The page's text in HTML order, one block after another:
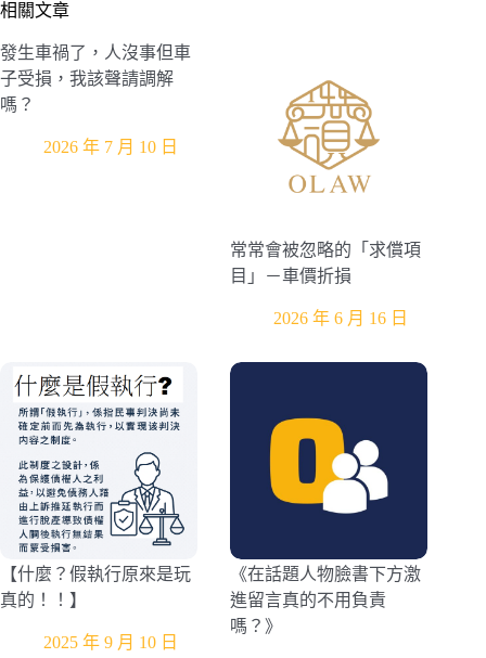
相關文章
發生車禍了，人沒事但車
子受損，我該聲請調解
嗎？
2026 年 7 月 10 日
常常會被忽略的「求償項
目」－車價折損
2026 年 6 月 16 日
【什麼？假執行原來是玩
真的！！】
2025 年 9 月 10 日
《在話題人物臉書下方激
進留言真的不用負責
嗎？》